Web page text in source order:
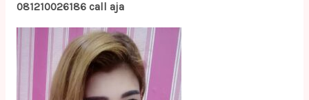
081210026186 call aja